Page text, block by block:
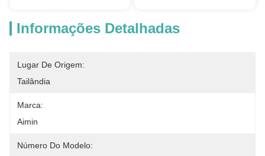
Informações Detalhadas
Lugar De Origem:
Tailândia
Marca:
Aimin
Número Do Modelo: